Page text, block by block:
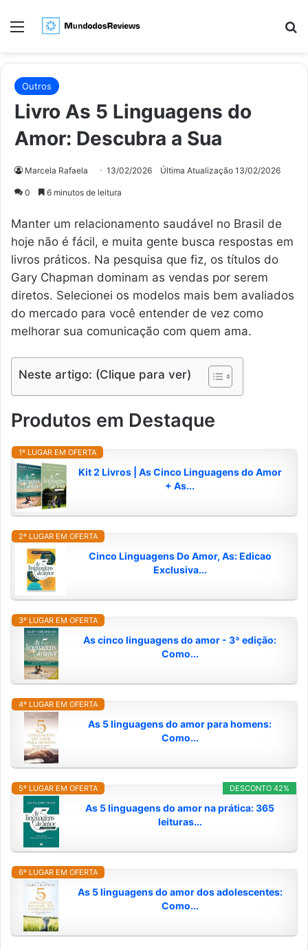
Menu
Outros
Livro As 5 Linguagens do
Amor: Descubra a Sua
Marcela Rafaela 13/02/2026 Última Atualização 13/02/2026
0 6 minutos de leitura
Manter um relacionamento saudável no Brasil de
hoje não é fácil, e muita gente busca respostas em
livros práticos. Na pesquisa que fiz, os títulos do
Gary Chapman dominam as vendas por serem
diretos. Selecionei os modelos mais bem avaliados
do mercado para você entender de vez como
melhorar sua comunicação com quem ama.
Neste artigo: (Clique para ver)
Produtos em Destaque
1º LUGAR EM OFERTA
Kit 2 Livros | As Cinco Linguagens do Amor
+ As...
2º LUGAR EM OFERTA
Cinco Linguagens Do Amor, As: Edicao
Exclusiva...
3º LUGAR EM OFERTA
As cinco linguagens do amor - 3ª edição:
Como...
4º LUGAR EM OFERTA
As 5 linguagens do amor para homens:
Como...
DESCONTO 42%
5º LUGAR EM OFERTA
As 5 linguagens do amor na prática: 365
leituras...
6º LUGAR EM OFERTA
As 5 linguagens do amor dos adolescentes:
Como...